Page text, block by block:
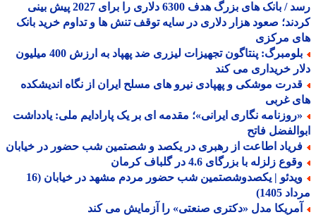
رسد / بانک های بزرگ هدف 6300 دلاری را برای 2027 پیش بینی
صعود هزار دلاری در سایه توقف تنش ها و تداوم خرید بانک
مرکزی
بلومبرگ: پنتاگون تجهیزات لیزری ضد پهپاد به ارزش 400 میلیون
خریداری می کند
موشکی و پهپادی نیرو های مسلح ایران از نگاه اندیشکده
غربی
نگاری ایرانی»؛ مقدمه ای بر یک پارادایم ملی: یادداشت
فاتح
اطاعت از رهبری در یکصد و شصتمین شب حضور در خیابان
زلزله با بزرگای 4.6 در گلباف کرمان
ویدئو | یکصدوشصتمین شب حضور مردم مشهد در خیابان (16
1405)
مدل «دکتری صنعتی» را آزمایش می کند